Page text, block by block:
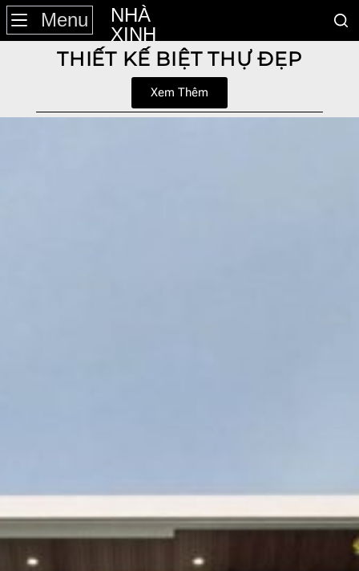
Menu
NHÀ
XINH
THIẾT KẾ BIỆT THỰ ĐẸP
Xem Thêm